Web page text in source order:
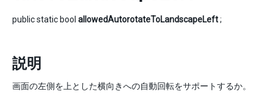
public static bool allowedAutorotateToLandscapeLeft;
説明
画面の左側を上とした横向きへの自動回転をサポートするか。